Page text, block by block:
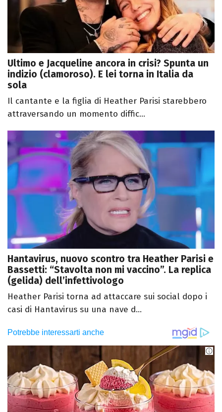
Ultimo e Jacqueline ancora in crisi? Spunta un
indizio (clamoroso). E lei torna in Italia da
sola
Il cantante e la figlia di Heather Parisi starebbero
attraversando un momento diffic...
Hantavirus, nuovo scontro tra Heather Parisi e
Bassetti: “Stavolta non mi vaccino”. La replica
(gelida) dell’infettivologo
Heather Parisi torna ad attaccare sui social dopo i
casi di Hantavirus su una nave d...